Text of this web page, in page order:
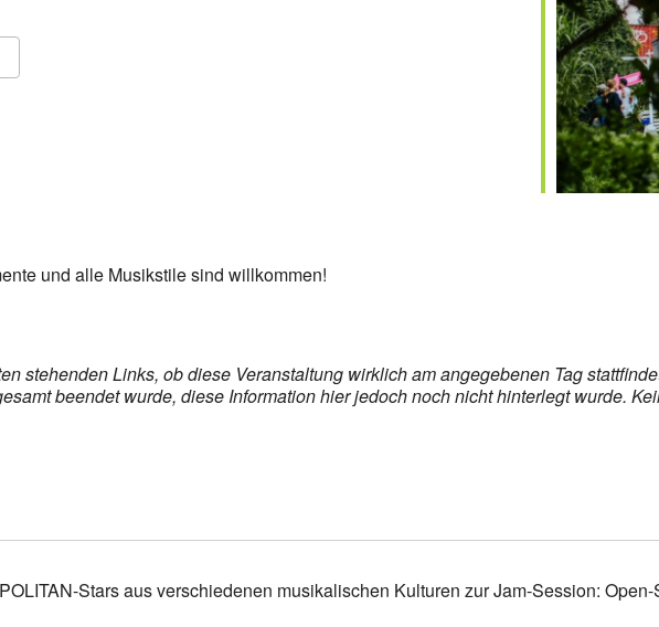
und alle Musikstile sind willkommen!
stehenden Links, ob diese Veranstaltung wirklich am angegebenen Tag
beendet wurde, diese Information hier jedoch noch nicht hinterlegt wurde.
Stars aus verschiedenen musikalischen Kulturen zur Jam-Session: